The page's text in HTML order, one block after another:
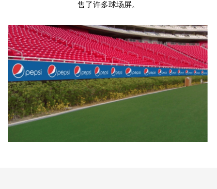
售了许多球场屏。